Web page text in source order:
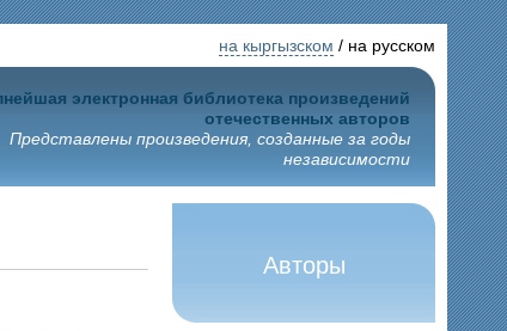
на кыргызском / на русском
электронная библиотека произведений
отечественных авторов
Представлены произведения, созданные за годы
независимости
Авторы